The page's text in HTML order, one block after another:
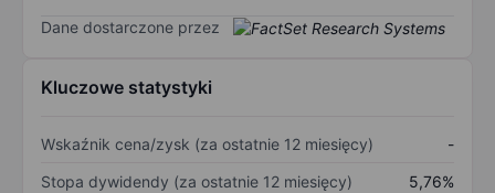
Dane dostarczone przez
Kluczowe statystyki
Wskaźnik cena/zysk (za ostatnie 12 miesięcy)
-
Stopa dywidendy (za ostatnie 12 miesięcy)
5,76%